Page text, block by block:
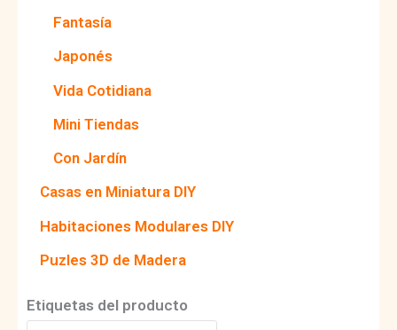
Fantasía
Japonés
Vida Cotidiana
Mini Tiendas
Con Jardín
Casas en Miniatura DIY
Habitaciones Modulares DIY
Puzles 3D de Madera
Etiquetas del producto